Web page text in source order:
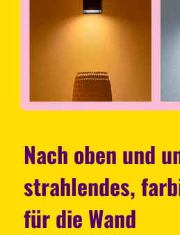
Nach oben und
strahlendes,
für die Wand